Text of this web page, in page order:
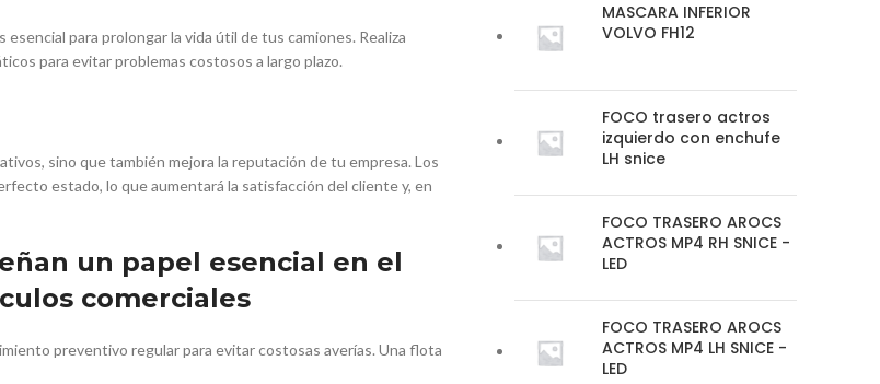
para prolongar la vida útil de tus camiones. Realiza
para evitar problemas costosos a largo plazo.
sino que también mejora la reputación de tu empresa. Los
estado, lo que aumentará la satisfacción del cliente y, en
un papel esencial en el
comerciales
preventivo regular para evitar costosas averías. Una flota
MASCARA INFERIOR
VOLVO FH12
FOCO trasero actros
izquierdo con enchufe
LH snice
FOCO TRASERO AROCS
ACTROS MP4 RH SNICE -
LED
FOCO TRASERO AROCS
ACTROS MP4 LH SNICE -
LED